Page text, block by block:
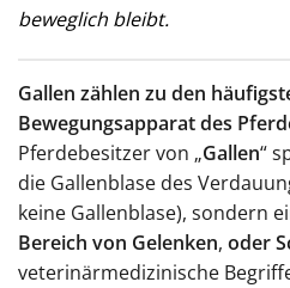
beweglich bleibt.
Gallen zählen zu den
Bewegungsapparat des
Pferdebesitzer von „Gallen“
die Gallenblase des
keine Gallenblase), sondern
Bereich von Gelenken, oder
veterinärmedizinische